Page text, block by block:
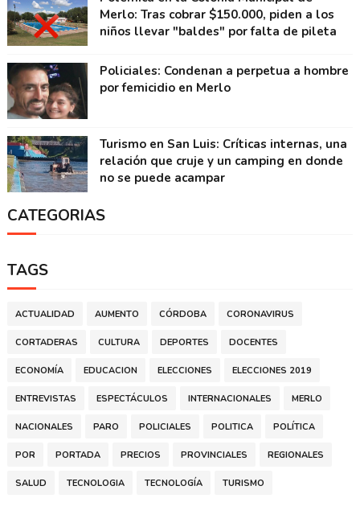
Merlo: Tras cobrar $150.000, piden a los
niños llevar "baldes" por falta de pileta
Policiales: Condenan a perpetua a hombre
por femicidio en Merlo
Turismo en San Luis: Críticas internas, una
relación que cruje y un camping en donde
no se puede acampar
CATEGORIAS
TAGS
ACTUALIDAD AUMENTO CÓRDOBA CORONAVIRUS
CORTADERAS CULTURA DEPORTES DOCENTES
ECONOMÍA EDUCACION ELECCIONES ELECCIONES 2019
ENTREVISTAS ESPECTÁCULOS INTERNACIONALES MERLO
NACIONALES PARO POLICIALES POLITICA POLÍTICA
POR PORTADA PRECIOS PROVINCIALES REGIONALES
SALUD TECNOLOGIA TECNOLOGÍA TURISMO